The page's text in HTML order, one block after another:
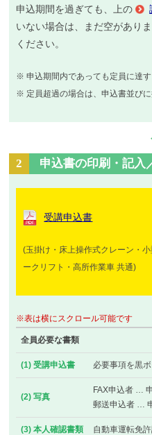
申込期間を過ぎても、上の
いない場合は、まだ空があり
ください。
※ 申込期間内であっても定員に達す
※ 定員超過の場合は、申込書並び
2 申込書の印刷・記入
受講申込書
(玉掛け・床上操作式クレーン・
ークリフト・高所作業車 共通)
※表は横にスクロール可能です
全員必要な書類
(1) 受講申込書 必要事項を黒
(2) 写真
FAX申込者 …
郵送申込者 …
(3) 本人確認書類 自動車運転免